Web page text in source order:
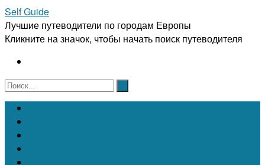
Self Guide
Лучшие путеводители по городам Европы
Кликните на значок, чтобы начать поиск путеводителя